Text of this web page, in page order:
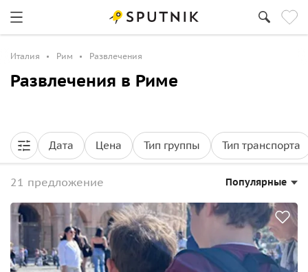
Италия Рим Развлечения
Развлечения в Риме
Дата Цена Тип группы Тип транспорта
21 предложение Популярные